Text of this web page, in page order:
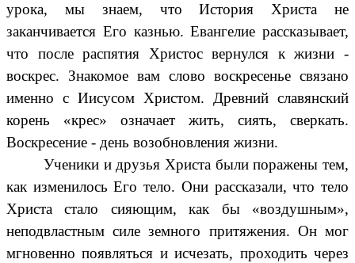
урока, мы знаем, что История Христа не
заканчивается Его казнью. Евангелие рассказывает,
что после распятия Христос вернулся к жизни -
воскрес. Знакомое вам слово воскресенье связано
именно с Иисусом Христом. Древний славянский
корень «крес» означает жить, сиять, сверкать.
Воскресение - день возобновления жизни.
Ученики и друзья Христа были поражены тем,
как изменилось Его тело. Они рассказали, что тело
Христа стало сияющим, как бы «воздушным»,
неподвластным силе земного притяжения. Он мог
мгновенно появляться и исчезать, проходить через